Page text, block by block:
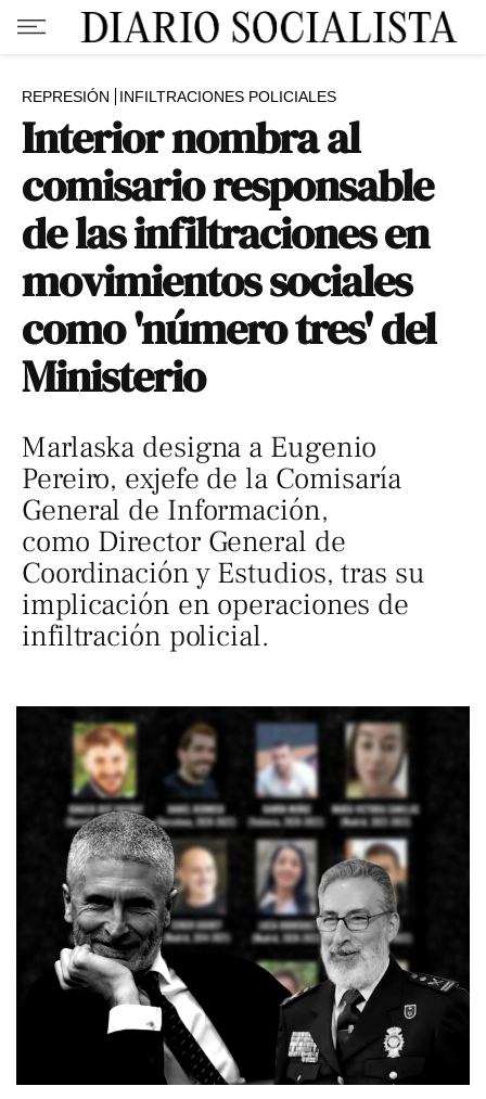
REPRESIÓN INFILTRACIONES POLICIALES
Interior nombra al
comisario responsable
de las infiltraciones en
movimientos sociales
como 'número tres' del
Ministerio
Marlaska designa a Eugenio
Pereiro, exjefe de la Comisaría
General de Información,
como Director General de
Coordinación y Estudios, tras su
implicación en operaciones de
infiltración policial.